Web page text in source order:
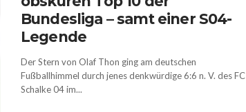
Bundesliga – samt einer S04-
Legende
Der Stern von Olaf Thon ging am deutschen
Fußballhimmel durch jenes denkwürdige 6:6 n. V. des FC
Schalke 04 im...